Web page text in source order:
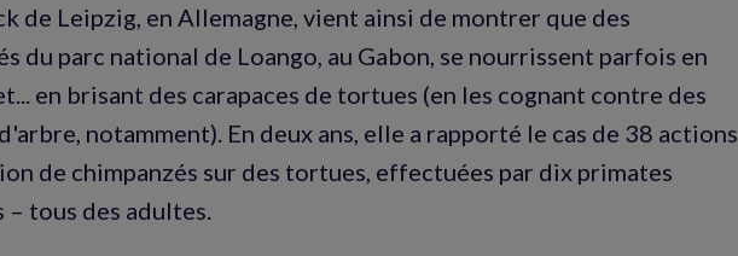
de Leipzig, en Allemagne, vient ainsi de montrer que des
du parc national de Loango, au Gabon, se nourrissent parfois en
en brisant des carapaces de tortues (en les cognant contre des
notamment). En deux ans, elle a rapporté le cas de 38 actions
de chimpanzés sur des tortues, effectuées par dix primates
tous des adultes.